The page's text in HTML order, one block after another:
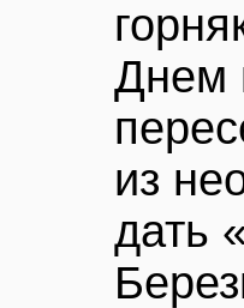
Днем
из
дать